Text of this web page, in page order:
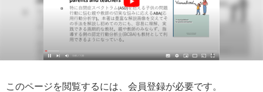
このページを閲覧するには、会員登録が必要です。